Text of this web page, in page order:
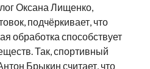
Оксана Лищенко,
подчёркивает, что
обработка способствует
Так, спортивный
Брыкин считает, что